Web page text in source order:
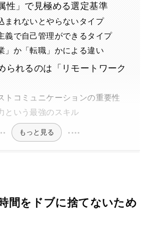
性」で見極める選定基準
まれないとやらないタイプ
義で自己管理ができるタイプ
」か「転職」かによる違い
られるのは「リモートワーク
トコミュニケーションの重要性
という最強のスキル
もっと見る
間をドブに捨てないため